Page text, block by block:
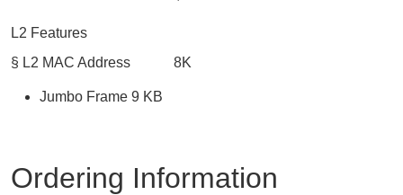
L2 Features
§ L2 MAC Address 8K
Jumbo Frame 9 KB
Ordering Information